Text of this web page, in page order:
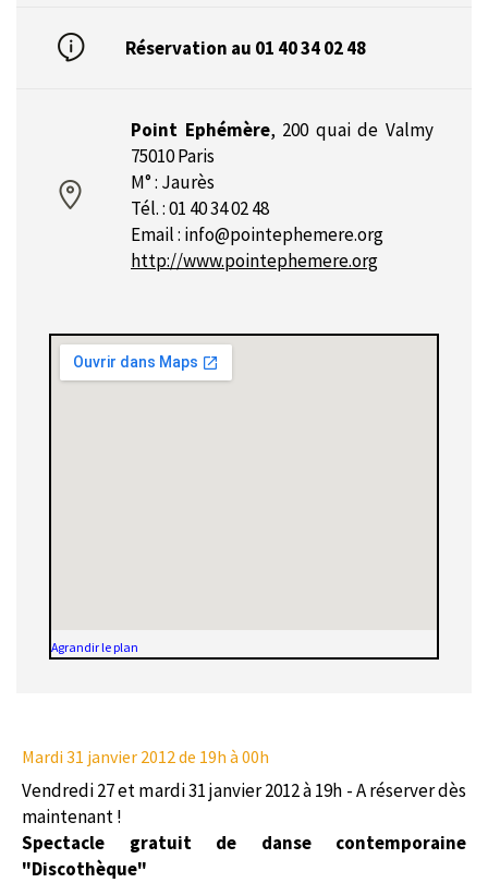
Réservation au 01 40 34 02 48
Point Ephémère, 200 quai de Valmy
75010 Paris
M° : Jaurès
Tél. : 01 40 34 02 48
Email : info@pointephemere.org
http://www.pointephemere.org
Agrandir le plan
Mardi 31 janvier 2012de 19h à 00h
Vendredi 27 et mardi 31 janvier 2012 à 19h - A réserver dès
maintenant !
Spectacle gratuit de danse contemporaine
"Discothèque"